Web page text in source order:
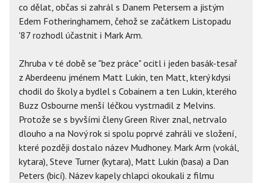
co dělat, občas si zahrál s Danem Petersem a jistým
Edem Fotheringhamem, čehož se začátkem Listopadu
'87 rozhodl účastnit i Mark Arm.
Zhruba v té době se "bez práce" ocitl i jeden basák-tesař
z Aberdeenu jménem Matt Lukin, ten Matt, který kdysi
chodil do školy a bydlel s Cobainem a ten Lukin, kterého
Buzz Osbourne menší léčkou vystrnadil z Melvins.
Protože se s byvšími členy Green River znal, netrvalo
dlouho a na Nový rok si spolu poprvé zahráli ve složení,
které později dostalo název Mudhoney. Mark Arm (vokál,
kytara), Steve Turner (kytara), Matt Lukin (basa) a Dan
Peters (bicí). Název kapely chlapci okoukali z filmu